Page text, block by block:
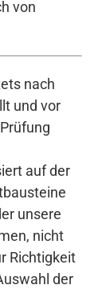
von
nach
und vor
auf der
unsere
nicht
Richtigkeit
der